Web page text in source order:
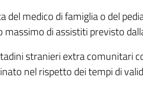
del medico di famiglia o del
massimo di assistiti previsto
stranieri extra comunitari
nel rispetto dei tempi di